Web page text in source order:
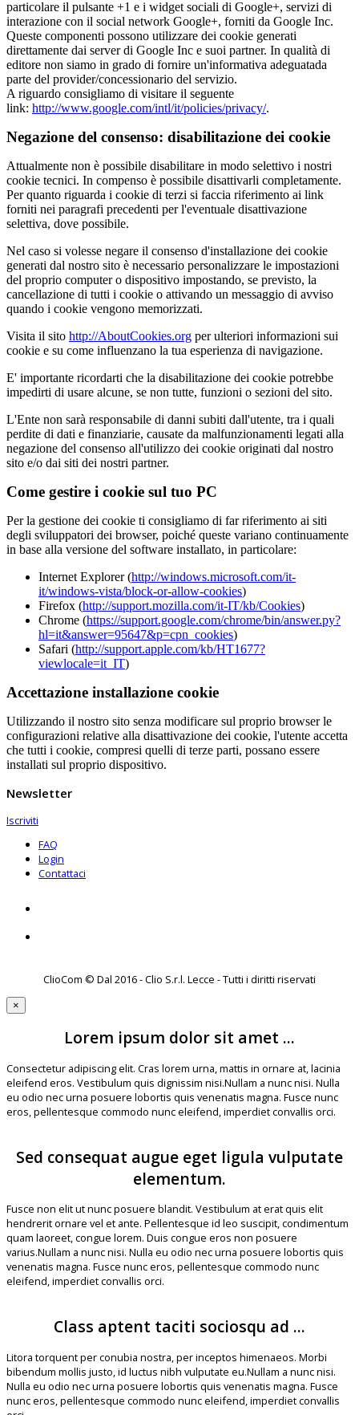
particolare il pulsante +1 e i widget sociali di Google+, servizi di
interazione con il social network Google+, forniti da Google Inc.
Queste componenti possono utilizzare dei cookie generati
direttamente dai server di Google Inc e suoi partner. In qualità di
editore non siamo in grado di fornire un'informativa adeguatada
parte del provider/concessionario del servizio.
A riguardo consigliamo di visitare il seguente
link: http://www.google.com/intl/it/policies/privacy/.
Negazione del consenso: disabilitazione dei cookie
Attualmente non è possibile disabilitare in modo selettivo i nostri
cookie tecnici. In compenso è possibile disattivarli completamente.
Per quanto riguarda i cookie di terzi si faccia riferimento ai link
forniti nei paragrafi precedenti per l'eventuale disattivazione
selettiva, dove possibile.
Nel caso si volesse negare il consenso d'installazione dei cookie
generati dal nostro sito è necessario personalizzare le impostazioni
del proprio computer o dispositivo impostando, se previsto, la
cancellazione di tutti i cookie o attivando un messaggio di avviso
quando i cookie vengono memorizzati.
Visita il sito http://AboutCookies.org per ulteriori informazioni sui
cookie e su come influenzano la tua esperienza di navigazione.
E' importante ricordarti che la disabilitazione dei cookie potrebbe
impedirti di usare alcune, se non tutte, funzioni o sezioni del sito.
L'Ente non sarà responsabile di danni subiti dall'utente, tra i quali
perdite di dati e finanziarie, causate da malfunzionamenti legati alla
negazione del consenso all'utilizzo dei cookie originati dal nostro
sito e/o dai siti dei nostri partner.
Come gestire i cookie sul tuo PC
Per la gestione dei cookie ti consigliamo di far riferimento ai siti
degli sviluppatori dei browser, poiché queste variano continuamente
in base alla versione del software installato, in particolare:
Internet Explorer (http://windows.microsoft.com/it-
it/windows-vista/block-or-allow-cookies)
Firefox (http://support.mozilla.com/it-IT/kb/Cookies)
Chrome (https://support.google.com/chrome/bin/answer.py?
hl=it&answer=95647&p=cpn_cookies)
Safari (http://support.apple.com/kb/HT1677?
viewlocale=it_IT)
Accettazione installazione cookie
Utilizzando il nostro sito senza modificare sul proprio browser le
configurazioni relative alla disattivazione dei cookie, l'utente accetta
che tutti i cookie, compresi quelli di terze parti, possano essere
installati sul proprio dispositivo.
Newsletter
Iscriviti
FAQ
Login
Contattaci
ClioCom © Dal 2016 - Clio S.r.l. Lecce - Tutti i diritti riservati
×
Lorem ipsum dolor sit amet ...
Consectetur adipiscing elit. Cras lorem urna, mattis in ornare at, lacinia
eleifend eros. Vestibulum quis dignissim nisi.Nullam a nunc nisi. Nulla
eu odio nec urna posuere lobortis quis venenatis magna. Fusce nunc
eros, pellentesque commodo nunc eleifend, imperdiet convallis orci.
Sed consequat augue eget ligula vulputate
elementum.
Fusce non elit ut nunc posuere blandit. Vestibulum at erat quis elit
hendrerit ornare vel et ante. Pellentesque id leo suscipit, condimentum
quam laoreet, congue lorem. Duis congue eros non posuere
varius.Nullam a nunc nisi. Nulla eu odio nec urna posuere lobortis quis
venenatis magna. Fusce nunc eros, pellentesque commodo nunc
eleifend, imperdiet convallis orci.
Class aptent taciti sociosqu ad ...
Litora torquent per conubia nostra, per inceptos himenaeos. Morbi
bibendum mollis justo, id luctus nibh vulputate eu.Nullam a nunc nisi.
Nulla eu odio nec urna posuere lobortis quis venenatis magna. Fusce
nunc eros, pellentesque commodo nunc eleifend, imperdiet convallis